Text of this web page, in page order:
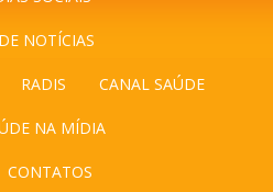
NOTÍCIAS
RADIS CANAL SAÚDE
NA MÍDIA
CONTATOS